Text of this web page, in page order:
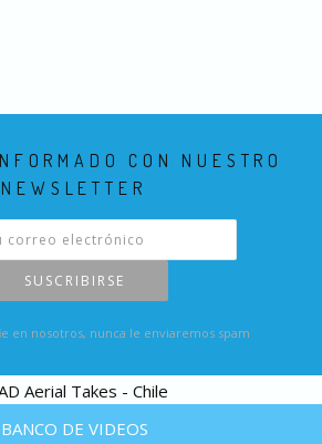
CON NUESTRO
NEWSLETTER
SUSCRIBIRSE
en nosotros, nunca le enviaremos spam
BANCO DE VIDEOS